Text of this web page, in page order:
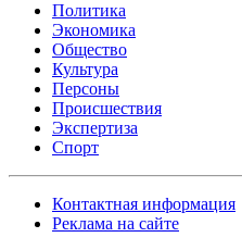
Политика
Экономика
Общество
Культура
Персоны
Происшествия
Экспертиза
Спорт
Контактная информация
Реклама на сайте